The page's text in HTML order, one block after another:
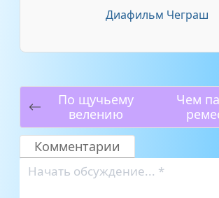
Диафильм Чеграш
По щучьему
велению
Чем
Комментарии